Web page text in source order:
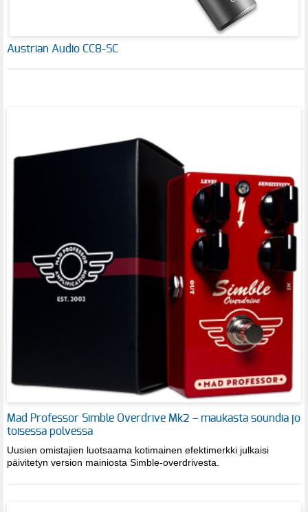
Austrian Audio CC8-SC
Mad Professor Simble Overdrive Mk2 – maukasta soundia jo
toisessa polvessa
Uusien omistajien luotsaama kotimainen efektimerkki julkaisi
päivitetyn version mainiosta Simble-overdrivesta.